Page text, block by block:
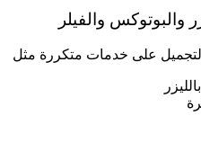
والبوتوكس والفيلر